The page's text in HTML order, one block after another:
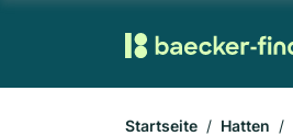
Startseite Hatten